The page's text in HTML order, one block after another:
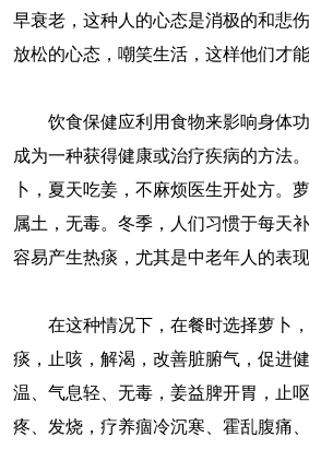
早衰老，这种人的心态是消极的和悲
放松的心态，嘲笑生活，这样他们才能
饮食保健应利用食物来影响身体功
成为一种获得健康或治疗疾病的方法
卜，夏天吃姜，不麻烦医生开处方。
属土，无毒。冬季，人们习惯于每天
容易产生热痰，尤其是中老年人的表现
在这种情况下，在餐时选择萝卜，
痰，止咳，解渴，改善脏腑气，促进
温、气息轻、无毒，姜益脾开胃，止
疼、发烧，疗养痼冷沉寒、霍乱腹痛、